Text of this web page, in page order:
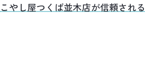
こやし屋つくば並木店が信頼され